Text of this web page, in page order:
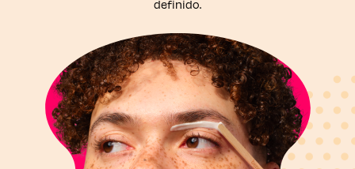
definido.​